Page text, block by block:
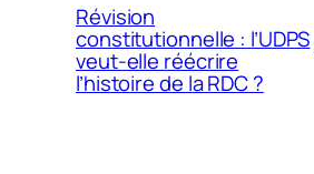
Révision
constitutionnelle : l’UDPS
veut-elle réécrire
l’histoire de la RDC ?